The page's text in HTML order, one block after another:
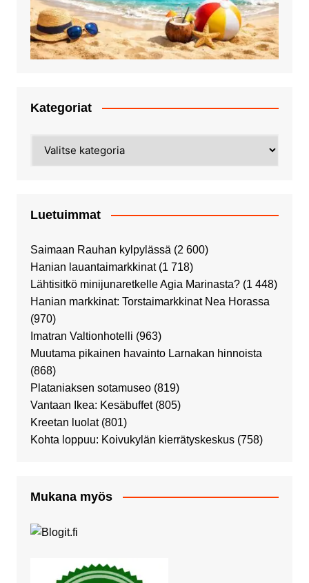
Kategoriat
Luetuimmat
Saimaan Rauhan kylpylässä (2 600)
Hanian lauantaimarkkinat (1 718)
Lähtisitkö minijunaretkelle Agia Marinasta? (1 448)
Hanian markkinat: Torstaimarkkinat Nea Horassa
(970)
Imatran Valtionhotelli (963)
Muutama pikainen havainto Larnakan hinnoista
(868)
Plataniaksen sotamuseo (819)
Vantaan Ikea: Kesäbuffet (805)
Kreetan luolat (801)
Kohta loppuu: Koivukylän kierrätyskeskus (758)
Mukana myös